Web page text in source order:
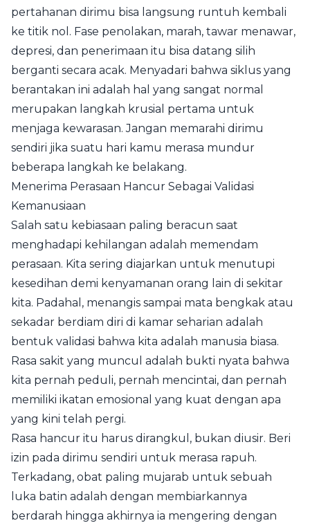
pertahanan dirimu bisa langsung runtuh kembali
ke titik nol. Fase penolakan, marah, tawar menawar,
depresi, dan penerimaan itu bisa datang silih
berganti secara acak. Menyadari bahwa siklus yang
berantakan ini adalah hal yang sangat normal
merupakan langkah krusial pertama untuk
menjaga kewarasan. Jangan memarahi dirimu
sendiri jika suatu hari kamu merasa mundur
beberapa langkah ke belakang.
Menerima Perasaan Hancur Sebagai Validasi
Kemanusiaan
Salah satu kebiasaan paling beracun saat
menghadapi kehilangan adalah memendam
perasaan. Kita sering diajarkan untuk menutupi
kesedihan demi kenyamanan orang lain di sekitar
kita. Padahal, menangis sampai mata bengkak atau
sekadar berdiam diri di kamar seharian adalah
bentuk validasi bahwa kita adalah manusia biasa.
Rasa sakit yang muncul adalah bukti nyata bahwa
kita pernah peduli, pernah mencintai, dan pernah
memiliki ikatan emosional yang kuat dengan apa
yang kini telah pergi.
Rasa hancur itu harus dirangkul, bukan diusir. Beri
izin pada dirimu sendiri untuk merasa rapuh.
Terkadang, obat paling mujarab untuk sebuah
luka batin adalah dengan membiarkannya
berdarah hingga akhirnya ia mengering dengan